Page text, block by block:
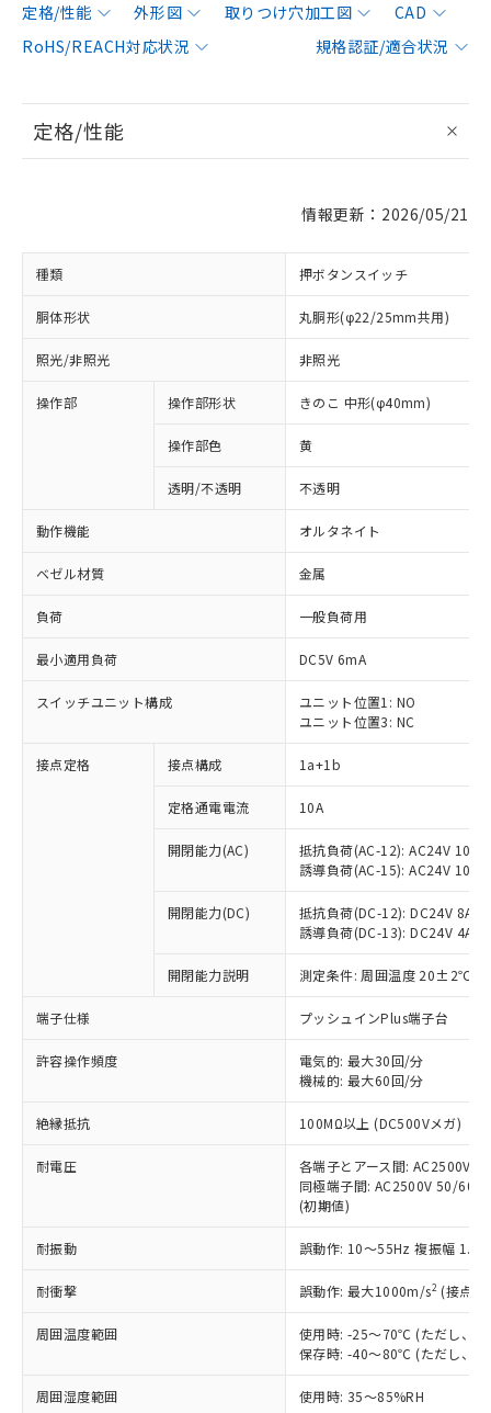
定格/性能 外形図 取りつけ穴加工図
CAD
RoHS/REACH対応状況
規格認証/適合状況
定格/性能
情報更新：2026/05/21
種類 押ボタンスイッチ
胴体形状 丸胴形(φ22/25mm共用)
照光/非照光 非照光
操作部 操作部形状 きのこ 中形(φ40mm)
操作部色 黄
透明/不透明 不透明
動作機能 オルタネイト
ベゼル材質 金属
負荷 一般負荷用
最小適用負荷 DC5V 6mA
スイッチユニット構成
ユニット位置1: NO
ユニット位置3: NC
接点定格 接点構成 1a+1b
定格通電電流 10A
開閉能力(AC)
抵抗負荷(AC-12): AC24V 10A/
誘導負荷(AC-15): AC24V
開閉能力(DC)
抵抗負荷(DC-12): DC24V 8A/
誘導負荷(DC-13): DC24V 4A/
開閉能力説明 測定条件: 周囲温度 20±2℃、
端子仕様 プッシュインPlus端子台
許容操作頻度
電気的: 最大30回/分
機械的: 最大60回/分
絶縁抵抗 100MΩ以上 (DC500Vメガ)
耐電圧
各端子とアース間: AC2500V
同極端子間: AC2500V 50/
(初期値)
耐振動 誤動作: 10～55Hz 複振幅
耐衝撃 誤動作: 最大1000m/s2 (接点
周囲温度範囲
使用時: -25～70℃ (ただし、氷
保存時: -40～80℃ (ただし、氷
周囲湿度範囲 使用時: 35～85%RH
ご利用条件
以下の条件をお読みいただき、同意のうえ
本サービスは、当社制御機器事業取扱
商品の当社在庫状況および標準価格
(税抜)を提供させていただくもので
当社制御機器事業取扱商品の中には、
ことをご了承ください。
在庫状況および標準価格照会結果は、
記載している更新日時点での社内デー
タに基づき作成されるものであり、閲
覧された時点での実際の在庫および標
準価格とは異なる場合があることをご
対応済み：EU RoHS指令（10物質）の
非含有に対応した製品が提供可能な商品で
対応予定：EU RoHS指令（10物質）の非含
有に対応した製品に切り替える予定のある
対応予定なし：EU RoHS指令（10物質）の
非含有に非対応の商品で、対応品を出す予
定はありません。
調査・確認中：EU RoHS指令（10物質）の
非含有の対応状況を調査中または確認中の
非該当品：ライセンス料など無形物で、有
害物質有無と関係のない商品です。
仕入先様の事情により、非含有部品として
いたものが、含有品と判明した場合などや
むを得ず変更することがあります。
*EU RoHS指令（10物質）：
鉛(Pb) 1000ppm以下、 水銀(Hg) 1000ppm以下、 カド
六価クロム(Cr(Ⅵ)) 1000ppm以下、ポリ臭化ビフェニル
「○」：最大均質材料含有率が中国RoHSの
基準値以下であることを示します。
「×」：最大均質材料含有率が中国RoHSの
基準値を超えていることを示します。
「－」：未確認です。当社販売部門へお問
*中国RoHS10物質の基準値 (GB/T26572)：
Pb(鉛) :1000ppm、 Hg(水銀) : 1000ppm、 Cd(カドミウ
ム) : 100ppm、
当社は、これら貴社製品のうち、外国
為替および外国貿易法に定める商品
（以下｢規制貨物等」という）を輸出
または国外への提供する場合は、日本
国政府の輸出許可(または役務取引許
可)を取得するなどの必要な手続きを